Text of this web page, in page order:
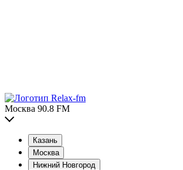
Москва 90.8 FM
Казань
Москва
Нижний Новгород